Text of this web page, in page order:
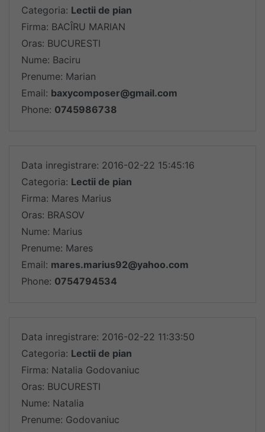
Categoria: Lectii de pian
Firma: BACÎRU MARIAN
Oras: BUCURESTI
Nume: Baciru
Prenume: Marian
Email: baxycomposer@gmail.com
Phone: 0745986738
Data inregistrare: 2016-02-22 15:45:16
Categoria: Lectii de pian
Firma: Mares Marius
Oras: BRASOV
Nume: Marius
Prenume: Mares
Email: mares.marius92@yahoo.com
Phone: 0754794534
Data inregistrare: 2016-02-22 11:33:50
Categoria: Lectii de pian
Firma: Natalia Godovaniuc
Oras: BUCURESTI
Nume: Natalia
Prenume: Godovaniuc